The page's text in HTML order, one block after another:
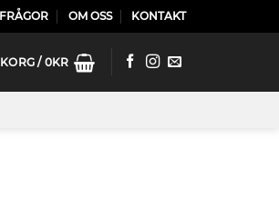
OM OSS KONTAKT
/0KR